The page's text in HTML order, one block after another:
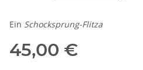
Ein Schocksprung-Flitza
45,00 €